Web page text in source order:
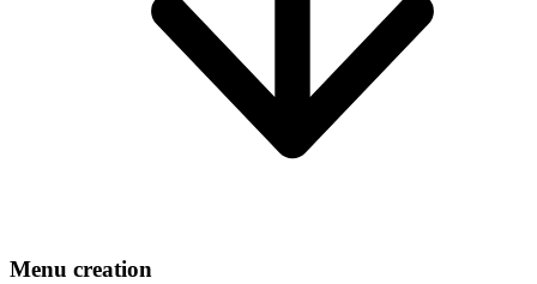
Menu creation